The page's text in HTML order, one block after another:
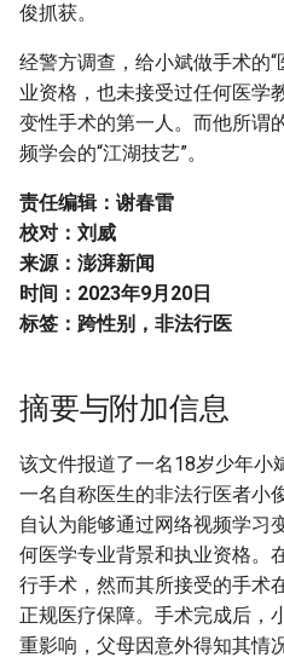
俊抓获。
经警方调查，给小斌做手术的
业资格，也未接受过任何医学
变性手术的第一人。而他所谓
频学会的“江湖技艺”。
责任编辑：谢春雷
校对：刘威
来源：澎湃新闻
时间：2023年9月20日
标签：跨性别，非法行医
摘要与附加信息
该文件报道了一名18岁少年小
一名自称医生的非法行医者小
自认为能够通过网络视频学习
何医学专业背景和执业资格。
行手术，然而其所接受的手术
正规医疗保障。手术完成后，
重影响，父母因意外得知其情